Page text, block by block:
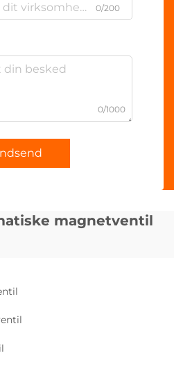
0/200
0/1000
magnetventil